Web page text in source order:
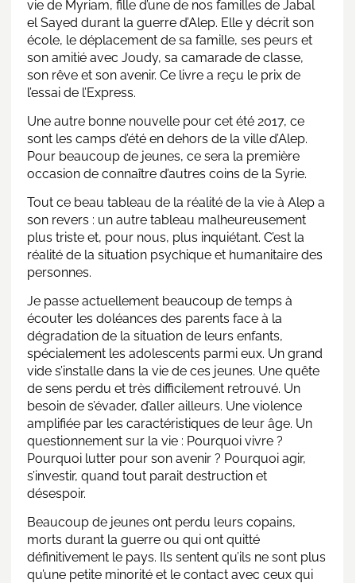
vie de Myriam, fille d’une de nos familles de Jabal
el Sayed durant la guerre d’Alep. Elle y décrit son
école, le déplacement de sa famille, ses peurs et
son amitié avec Joudy, sa camarade de classe,
son rêve et son avenir. Ce livre a reçu le prix de
l’essai de l’Express.
Une autre bonne nouvelle pour cet été 2017, ce
sont les camps d’été en dehors de la ville d’Alep.
Pour beaucoup de jeunes, ce sera la première
occasion de connaître d’autres coins de la Syrie.
Tout ce beau tableau de la réalité de la vie à Alep a
son revers : un autre tableau malheureusement
plus triste et, pour nous, plus inquiétant. C’est la
réalité de la situation psychique et humanitaire des
personnes.
Je passe actuellement beaucoup de temps à
écouter les doléances des parents face à la
dégradation de la situation de leurs enfants,
spécialement les adolescents parmi eux. Un grand
vide s’installe dans la vie de ces jeunes. Une quête
de sens perdu et très difficilement retrouvé. Un
besoin de s’évader, d’aller ailleurs. Une violence
amplifiée par les caractéristiques de leur âge. Un
questionnement sur la vie : Pourquoi vivre ?
Pourquoi lutter pour son avenir ? Pourquoi agir,
s’investir, quand tout parait destruction et
désespoir.
Beaucoup de jeunes ont perdu leurs copains,
morts durant la guerre ou qui ont quitté
définitivement le pays. Ils sentent qu’ils ne sont plus
qu’une petite minorité et le contact avec ceux qui